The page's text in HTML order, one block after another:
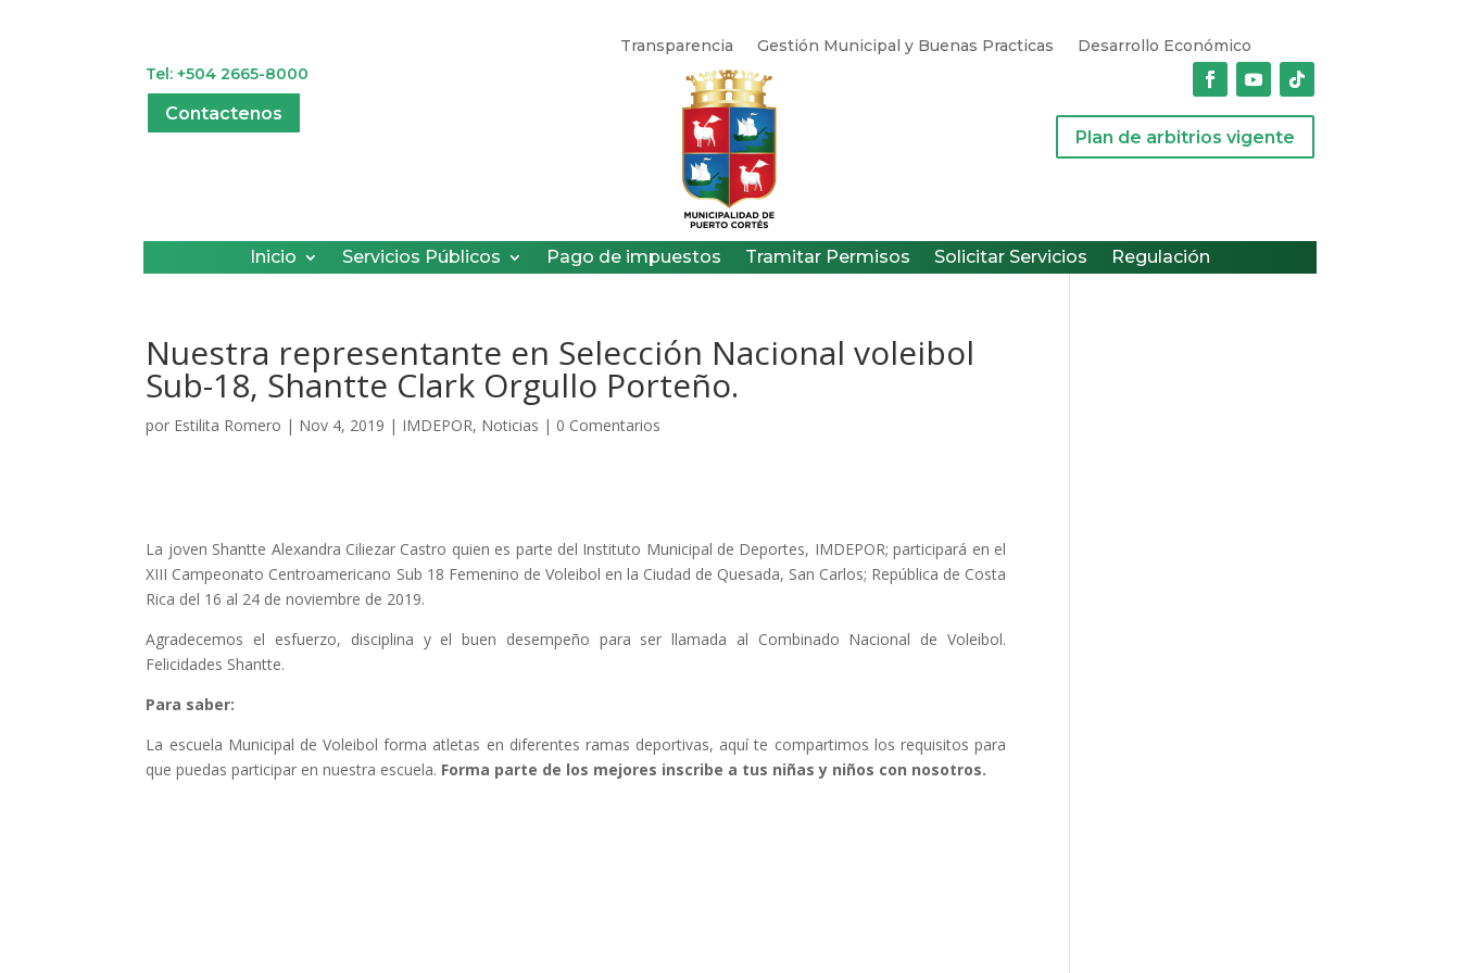
Transparencia Gestión Municipal y Buenas Practicas
Desarrollo Económico
Tel: +504 2665-8000
Contactenos
Plan de arbitrios vigente
Inicio Servicios Públicos Pago de impuestos Tramitar Permisos Solicitar Servicios Regulación
Nuestra representante en Selección Nacional voleibol
Sub-18, Shantte Clark Orgullo Porteño.
por Estilita Romero | Nov 4, 2019 | IMDEPOR, Noticias | 0 Comentarios
La joven Shantte Alexandra Ciliezar Castro quien es parte del Instituto Municipal de Deportes, IMDEPOR; participará en el
XIII Campeonato Centroamericano Sub 18 Femenino de Voleibol en la Ciudad de Quesada, San Carlos; República de Costa
Rica del 16 al 24 de noviembre de 2019.
Agradecemos el esfuerzo, disciplina y el buen desempeño para ser llamada al Combinado Nacional de Voleibol.
Felicidades Shantte.
Para saber:
La escuela Municipal de Voleibol forma atletas en diferentes ramas deportivas, aquí te compartimos los requisitos para
que puedas participar en nuestra escuela. Forma parte de los mejores inscribe a tus niñas y niños con nosotros.